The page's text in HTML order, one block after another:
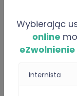
Jestem
w pracy w
konsultacjach
chorobach
Wybierając
online
eZwolnienie
Internista